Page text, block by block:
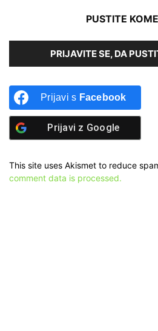
PUSTITE
PRIJAVITE SE, DA
Prijavi s Facebook
Prijavi z Google
This site uses Akismet to reduce
comment data is processed.